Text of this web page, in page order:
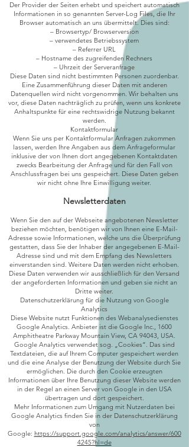
Der Provider der Seiten erhebt und speichert automatisch
Informationen in so genannten Server-Log Files, die Ihr
Browser automatisch an uns übermittelt. Dies sind:
– Browsertyp/ Browserversion
– verwendetes Betriebssystem
– Referrer URL
– Hostname des zugreifenden Rechners
– Uhrzeit der Serveranfrage
Diese Daten sind nicht bestimmten Personen zuordenbar.
Eine Zusammenführung dieser Daten mit anderen
Datenquellen wird nicht vorgenommen. Wir behalten uns
vor, diese Daten nachträglich zu prüfen, wenn uns konkrete
Anhaltspunkte für eine rechtswidrige Nutzung bekannt
werden.
Kontaktformular
Wenn Sie uns per Kontaktformular Anfragen zukommen
lassen, werden Ihre Angaben aus dem Anfrageformular
inklusive der von Ihnen dort angegebenen Kontaktdaten
zwecks Bearbeitung der Anfrage und für den Fall von
Anschlussfragen bei uns gespeichert. Diese Daten geben
wir nicht ohne Ihre Einwilligung weiter.
Newsletterdaten
Wenn Sie den auf der Webseite angebotenen Newsletter
beziehen möchten, benötigen wir von Ihnen eine E-Mail-
Adresse sowie Informationen, welche uns die Überprüfung
gestatten, dass Sie der Inhaber der angegebenen E-Mail-
Adresse sind und mit dem Empfang des Newsletters
einverstanden sind. Weitere Daten werden nicht erhoben.
Diese Daten verwenden wir ausschließlich für den Versand
der angeforderten Informationen und geben sie nicht an
Dritte weiter.
Datenschutzerklärung für die Nutzung von Google
Analytics
Diese Website nutzt Funktionen des Webanalysedienstes
Google Analytics. Anbieter ist die Google Inc., 1600
Amphitheatre Parkway Mountain View, CA 94043, USA.
Google Analytics verwendet sog. „Cookies“. Das sind
Textdateien, die auf Ihrem Computer gespeichert werden
und die eine Analyse der Benutzung der Website durch Sie
ermöglichen. Die durch den Cookie erzeugten
Informationen über Ihre Benutzung dieser Website werden
in der Regel an einen Server von Google in den USA
übertragen und dort gespeichert.
Mehr Informationen zum Umgang mit Nutzerdaten bei
Google Analytics finden Sie in der Datenschutzerklärung
von
Google: https://support.google.com/analytics/answer/600
4245?hl=de